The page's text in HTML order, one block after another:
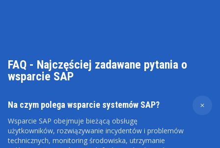
FAQ - Najczęściej zadawane pytania o
wsparcie SAP
Na czym polega wsparcie systemów SAP?
Wsparcie SAP obejmuje bieżącą obsługę
użytkowników, rozwiązywanie incydentów i problemów
technicznych, monitoring środowiska, utrzymanie